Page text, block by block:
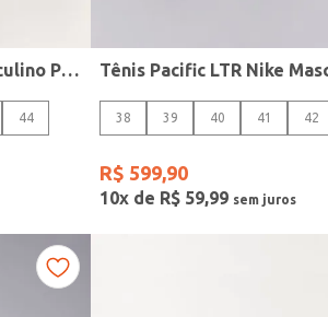
Tênis Air Max Bia Nike Masculino PRETO/BRANCO
44 38 39 40 41 42
R$ 599,90
10x de R$ 59,99